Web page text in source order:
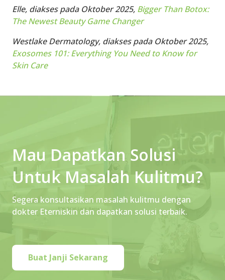
Elle, diakses pada Oktober 2025, Bigger Than Botox:
The Newest Beauty Game Changer
Westlake Dermatology, diakses pada Oktober 2025,
Exosomes 101: Everything You Need to Know for
Skin Care
Mau Dapatkan Solusi
Untuk Masalah Kulitmu?
Segera konsultasikan masalah kulitmu dengan
dokter Eterniskin dan dapatkan solusi terbaik.
Buat Janji Sekarang